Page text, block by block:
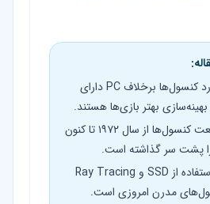
سخت‌افزار استاندارد کنسول‌ها برخلاف PC دارای
بهتر بازی‌ها هستند.
نه نسل تکامل صنعت کنسول‌ها از سال ۱۹۷۲ تا کنون
فناوری نسل نهم استفاده از SSD و Ray Tracing
مدرن امروزی است.